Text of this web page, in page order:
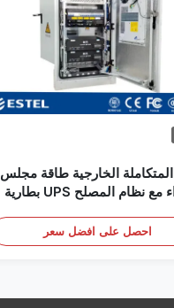
28U المتكاملة الخارجية طاقة مجلس
الوزراء مع نظام المصلح UPS بطارية
احصل على افضل سعر